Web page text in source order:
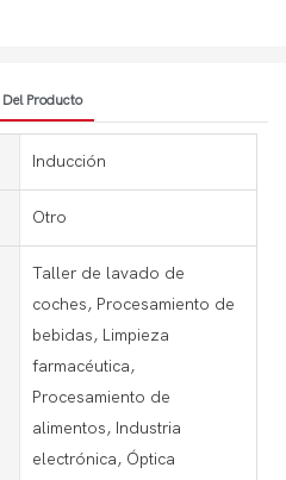
Del Producto
Inducción
Otro
Taller de lavado de
coches, Procesamiento de
bebidas, Limpieza
farmacéutica,
Procesamiento de
alimentos, Industria
electrónica, Óptica